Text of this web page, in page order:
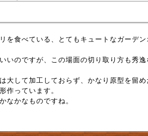
を食べている、とてもキュートなガーデ
いのですが、この場面の切り取り方も秀
大して加工しておらず、かなり原型を留
作っています。
なかなものですね。